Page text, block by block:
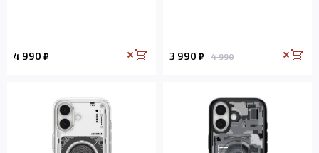
4 990 ₽ 3 990 ₽ 4 990